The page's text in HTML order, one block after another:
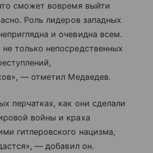
сможет вовремя выйти
Роль лидеров западных
и очевидна всем.
только непосредственных
— отметил Медведев.
перчатках, как они сделали
войны и краха
гитлеровского нацизма,
— добавил он.